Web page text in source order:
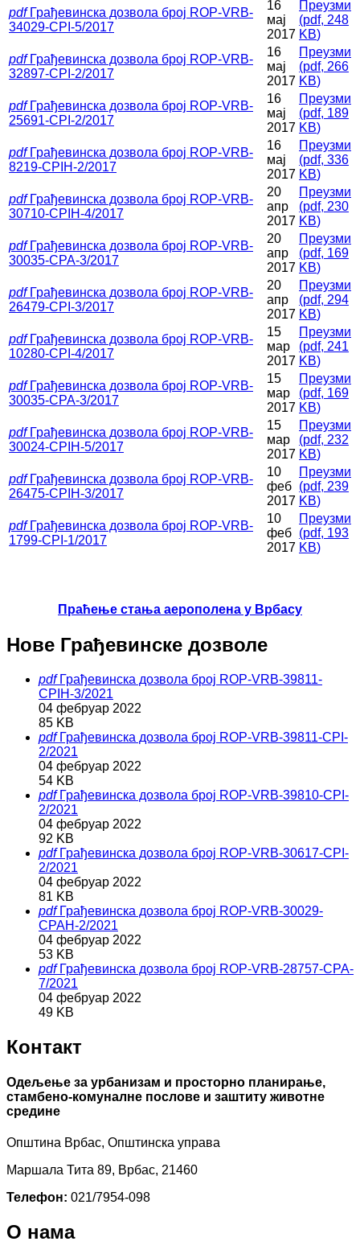
pdf Грађевинска дозвола број ROP-VRB-
34029-CPI-5/2017
16
мај
2017
Преузми
(pdf, 248
KB)
pdf Грађевинска дозвола број ROP-VRB-
32897-CPI-2/2017
16
мај
2017
Преузми
(pdf, 266
KB)
pdf Грађевинска дозвола број ROP-VRB-
25691-CPI-2/2017
16
мај
2017
Преузми
(pdf, 189
KB)
pdf Грађевинска дозвола број ROP-VRB-
8219-CPIH-2/2017
16
мај
2017
Преузми
(pdf, 336
KB)
pdf Грађевинска дозвола број ROP-VRB-
30710-CPIН-4/2017
20
апр
2017
Преузми
(pdf, 230
KB)
pdf Грађевинска дозвола број ROP-VRB-
30035-CPA-3/2017
20
апр
2017
Преузми
(pdf, 169
KB)
pdf Грађевинска дозвола број ROP-VRB-
26479-CPI-3/2017
20
апр
2017
Преузми
(pdf, 294
KB)
pdf Грађевинска дозвола број ROP-VRB-
10280-CPI-4/2017
15
мар
2017
Преузми
(pdf, 241
KB)
pdf Грађевинска дозвола број ROP-VRB-
30035-CPA-3/2017
15
мар
2017
Преузми
(pdf, 169
KB)
pdf Грађевинска дозвола број ROP-VRB-
30024-CPIН-5/2017
15
мар
2017
Преузми
(pdf, 232
KB)
pdf Грађевинска дозвола број ROP-VRB-
26475-CPIН-3/2017
10
феб
2017
Преузми
(pdf, 239
KB)
pdf Грађевинска дозвола број ROP-VRB-
1799-CPI-1/2017
10
феб
2017
Преузми
(pdf, 193
KB)
Праћење стања аерополена у Врбасу
Нове Грађевинске дозволе
pdf Грађевинска дозвола број ROP-VRB-39811-
CPIH-3/2021
04 фебруар 2022
85 KB
pdf Грађевинска дозвола број ROP-VRB-39811-CPI-
2/2021
04 фебруар 2022
54 KB
pdf Грађевинска дозвола број ROP-VRB-39810-CPI-
2/2021
04 фебруар 2022
92 KB
pdf Грађевинска дозвола број ROP-VRB-30617-CPI-
2/2021
04 фебруар 2022
81 KB
pdf Грађевинска дозвола број ROP-VRB-30029-
CPAH-2/2021
04 фебруар 2022
53 KB
pdf Грађевинска дозвола број ROP-VRB-28757-CPA-
7/2021
04 фебруар 2022
49 KB
Контакт
Одељење за урбанизам и просторно планирање,
стамбено-комуналне послове и заштиту животне
средине
Општина Врбас, Општинска управа
Маршала Тита 89, Врбас, 21460
Телефон: 021/7954-098
О нама